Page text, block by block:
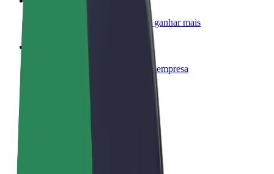
Registe-se como gestor de frota
Adicione a sua frota à Bolt para ganhar mais
Produtos da Bolt ajustados à sua empresa